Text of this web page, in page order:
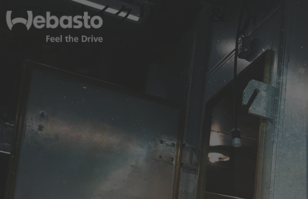
パワーサイクリング &
試験システム